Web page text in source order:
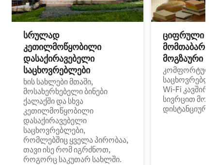
სრულად
კეთილმოწყობილი
დასაქირავებელი
საცხოვრებლები
ხის სახლები მთაში,
მოსახერხებელი ბინები
ქალაქში და სხვა
კეთილმოწყობილი
დასაქირავებელი
საცხოვრებლები,
რომლებშიც ყველა პირობაა,
თავი ისე რომ იგრძნოთ,
როგორც საკუთარ სახლში.
ციფრული
მოგზაური
კომფორტული
Wi‑Fi
სივრცით
დისტანციური